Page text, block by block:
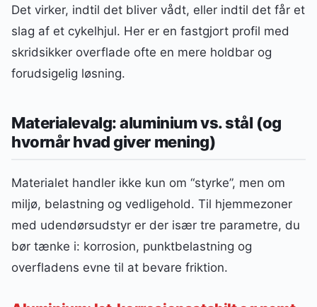
Det virker, indtil det bliver vådt, eller indtil det får et
slag af et cykelhjul. Her er en fastgjort profil med
skridsikker overflade ofte en mere holdbar og
forudsigelig løsning.
Materialevalg: aluminium vs. stål (og
hvornår hvad giver mening)
Materialet handler ikke kun om “styrke”, men om
miljø, belastning og vedligehold. Til hjemmezoner
med udendørsudstyr er der især tre parametre, du
bør tænke i: korrosion, punktbelastning og
overfladens evne til at bevare friktion.